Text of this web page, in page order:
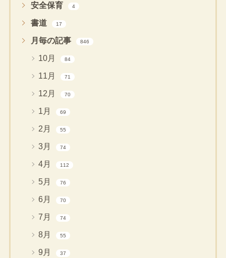
安全保育 4
書道 17
月毎の記事 846
10月 84
11月 71
12月 70
1月 69
2月 55
3月 74
4月 112
5月 76
6月 70
7月 74
8月 55
9月 37